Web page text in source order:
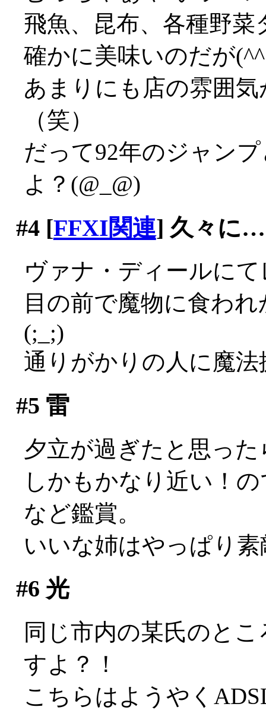
飛魚、昆布、各種野
確かに美味いのだが
あまりにも店の雰囲
（笑）
だって92年のジャン
よ？(@_@)
#4[FFXI関連] 久々に…
ヴァナ・ディールに
目の前で魔物に食わ
(;_;)
通りがかりの人に魔
#5 雷
夕立が過ぎたと思っ
しかもかなり近い！
など鑑賞。
いいな姉はやっぱり
#6 光
同じ市内の某氏のと
すよ？！
こちらはようやく